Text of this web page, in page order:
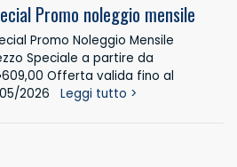
Promo noleggio mensile
Promo Noleggio Mensile
Speciale a partire da
Offerta valida fino al
2026
Leggi tutto >